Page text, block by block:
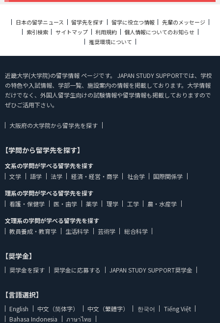
日本の留学ニュース 留学先を探す 留学に役立つ情報
先輩のメッセージ
索引検索
サイトマップ 利用規約
個人情報についてのお知らせ
推奨環境について
近畿大学(大学院)の留学情報 ページです。 JAPAN STUDY SUPPORTでは、学校
の特色や入試情報、学部一覧、施設案内の情報を掲載しております。大学情報
だけでなく、外国人留学生向けの試験情報や留学情報も掲載しておりますので
ぜひご活用下さい。
大阪府の大学院から留学先を探す
【学問から留学先を探す】
文系の学問が学べる留学先を探す
文学
語学 法学 経済・経営・商学 社会学
国際関係学
理系の学問が学べる留学先を探す
看護・保健学
医・歯学 薬学 理学 工学
農・水産学
文理系の学問が学べる留学先を探す
教員養成・教育学
生活科学 芸術学 総合科学
【奨学金】
奨学金を探す 奨学金に応募する JAPAN STUDY SUPPORT奨学金
【言語選択】
English 中文（简体字） 中文（繁體字） 한국어
Tiếng Việt
Bahasa Indonesia
ภาษาไทย